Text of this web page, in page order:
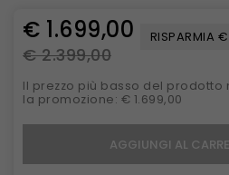
€ 1.699,00
€ 2.399,00
RISPARMIA
Il prezzo più basso del prodotto
la promozione: € 1.699,00
AGGIUNGI AL